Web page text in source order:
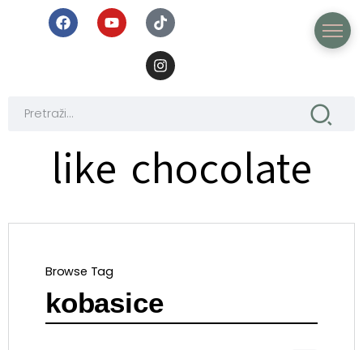
like chocolate
Browse Tag
kobasice